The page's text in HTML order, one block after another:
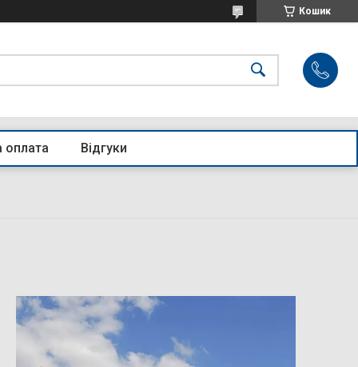
Кошик
оплата Відгуки